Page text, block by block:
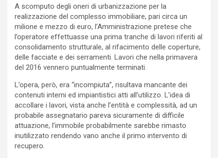
A scomputo degli oneri di urbanizzazione per la
realizzazione del complesso immobiliare, pari circa un
milione e mezzo di euro, l’Amministrazione pretese che
l’operatore effettuasse una prima tranche di lavori riferiti al
consolidamento strutturale, al rifacimento delle coperture,
delle facciate e dei serramenti. Lavori che nella primavera
del 2016 vennero puntualmente terminati.
L’opera, però, era “incompiuta”, risultava mancante dei
contenuti interni ed impiantistici atti all’utilizzo. L’idea di
accollare i lavori, vista anche l’entità e complessità, ad un
probabile assegnatario pareva sicuramente di difficile
attuazione, l’immobile probabilmente sarebbe rimasto
inutilizzato rendendo vano anche il primo intervento di
recupero.